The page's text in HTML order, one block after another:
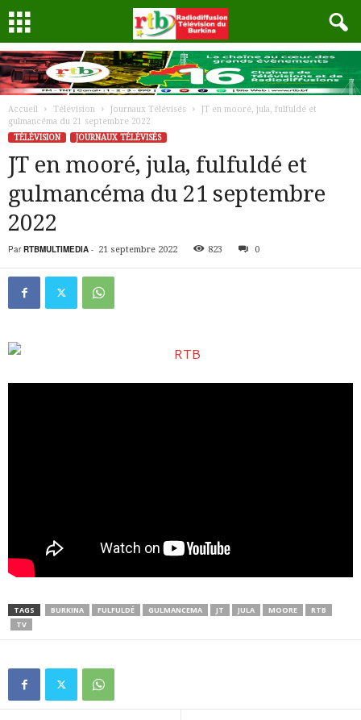
Accueil Télévision Journaux Télévisés
JT en mooré, jula, fulfuldé et
gulmancéma du 21 septembre 2022
TÉLÉVISION
JOURNAUX TÉLÉVISÉS
JT en mooré, jula, fulfuldé et
gulmancéma du 21 septembre
2022
Par RTBMULTIMEDIA - 21 septembre 2022 823 0
TAGS BURKINA FULFULDÉ GULMANCEMA JT JULA MOORE
RTB
TV